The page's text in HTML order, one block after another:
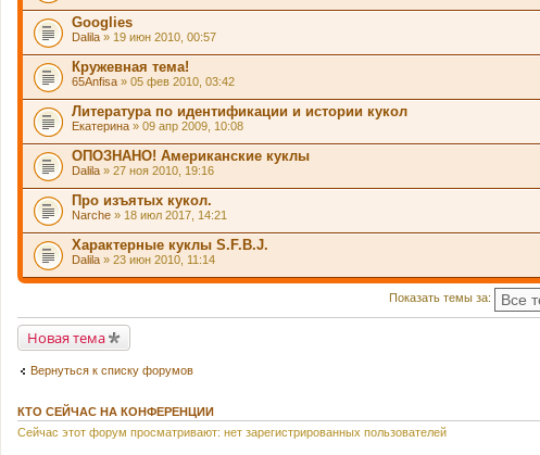
Googlies
Dalila » 19 июн 2010, 00:57
Кружевная тема!
65Anfisa » 05 фев 2010, 03:42
Литература по идентификации и истории кукол
Екатерина » 09 апр 2009, 10:08
ОПОЗНАНО! Американские куклы
Dalila » 27 ноя 2010, 19:16
Про изъятых кукол.
Narche » 18 июл 2017, 14:21
Характерные куклы S.F.B.J.
Dalila » 23 июн 2010, 11:14
Показать темы за:
Новая тема
Вернуться к списку форумов
КТО СЕЙЧАС НА КОНФЕРЕНЦИИ
Сейчас этот форум просматривают: нет зарегистрированных пользователей